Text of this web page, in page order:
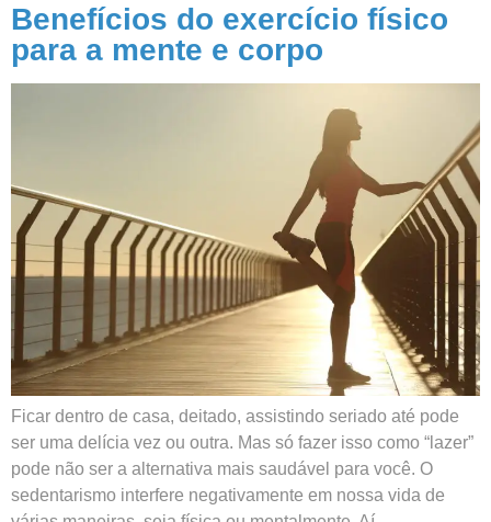
Benefícios do exercício físico
para a mente e corpo
Ficar dentro de casa, deitado, assistindo seriado até pode
ser uma delícia vez ou outra. Mas só fazer isso como “lazer”
pode não ser a alternativa mais saudável para você. O
sedentarismo interfere negativamente em nossa vida de